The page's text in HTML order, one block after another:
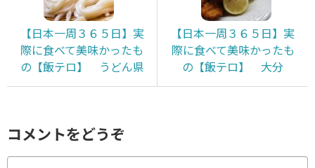
【日本一周３６５日】実
際に食べて美味かったも
の【飯テロ】 うどん県
【日本一周３６５日】実
際に食べて美味かったも
の【飯テロ】 大分
コメントをどうぞ